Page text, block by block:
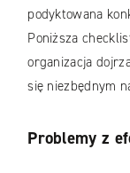
podyktowana
Poniższa
organizacja
się niezbędnym
Problemy z